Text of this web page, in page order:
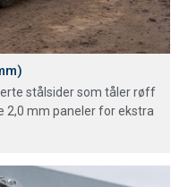
stålsider som tåler røff
2,0 mm paneler for ekstra